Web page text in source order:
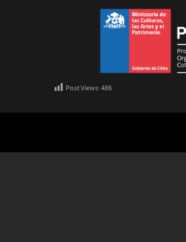
Post Views:486